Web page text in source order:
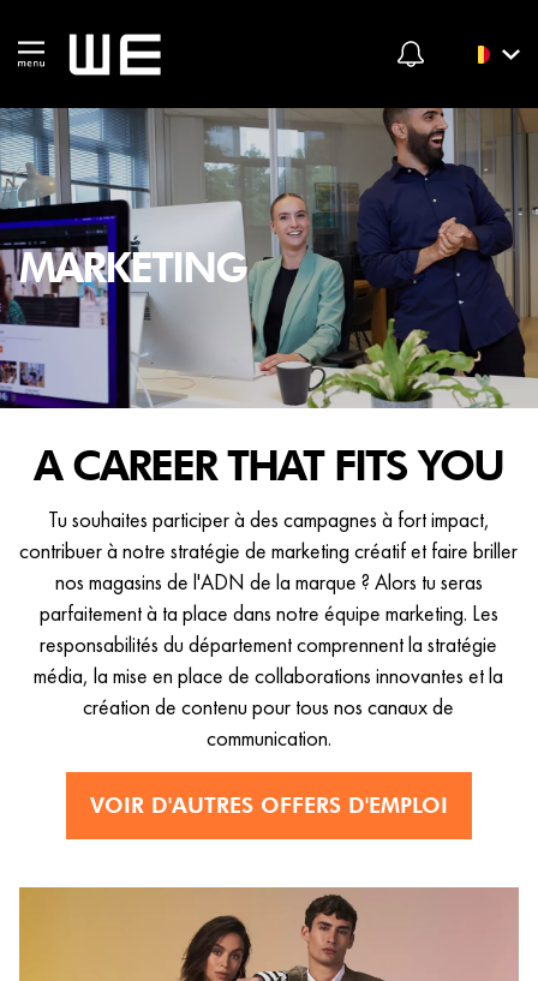
MARKETING
A CAREER THAT FITS YOU
Tu souhaites participer à des campagnes à fort impact,
contribuer à notre stratégie de marketing créatif et faire briller
nos magasins de l'ADN de la marque ? Alors tu seras
parfaitement à ta place dans notre équipe marketing. Les
responsabilités du département comprennent la stratégie
média, la mise en place de collaborations innovantes et la
création de contenu pour tous nos canaux de
communication.
VOIR D'AUTRES OFFERS D'EMPLOI